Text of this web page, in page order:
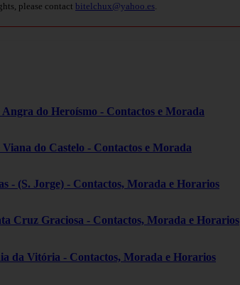
please contact bitelchux@yahoo.es.
Angra do Heroísmo - Contactos e Morada
do Castelo - Contactos e Morada
- (S. Jorge) - Contactos, Morada e Horarios
Cruz Graciosa - Contactos, Morada e Horarios
da Vitória - Contactos, Morada e Horarios